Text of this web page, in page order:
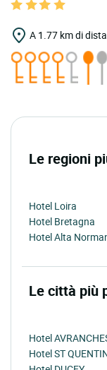
A 1.77 km di
Le regioni
Hotel Loira
Hotel Bretagna
Hotel Alta
Le città più
Hotel
Hotel ST